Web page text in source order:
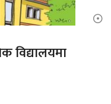
विद्यालयमा